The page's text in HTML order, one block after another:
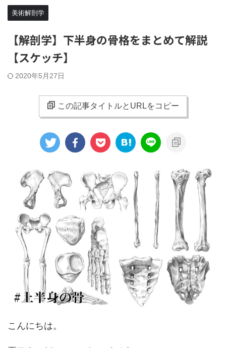
美術解剖学
【解剖学】下半身の骨格をまとめて解説
【スケッチ】
2020年5月27日
この記事タイトルとURLをコピー
こんにちは。